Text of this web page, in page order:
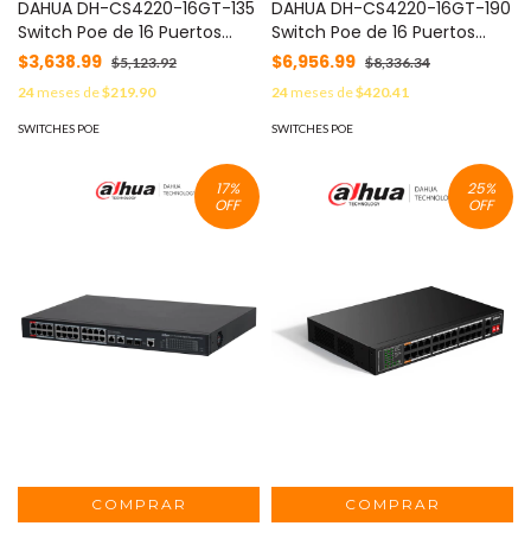
DAHUA DH-CS4220-16GT-135
Switch Poe de 16 Puertos
Gigabit/ Poe Inteligente/
Puerto Rojo de 90W/ 135
Watts Totales/ 2 Puertos
SFP/Poe Watchdog/
Protección de Descargas/
Plataforma DoLynk Care
$3,638.99 $5,123.92
24meses de$219.90
SWITCHES POE
DAHUA DH-CS4220-16GT-190
Switch Poe de 16 Puertos
Gigabit con PoE inteligente,
puerto rojo de 90W, 190W
totales, 2 puertos SFP, PoE
Watchdog, switching de 40
Plataforma DoLynk Care/
$6,956.99 $8,336.34
24meses de$420.41
SWITCHES POE
17%
OFF
25%
OFF